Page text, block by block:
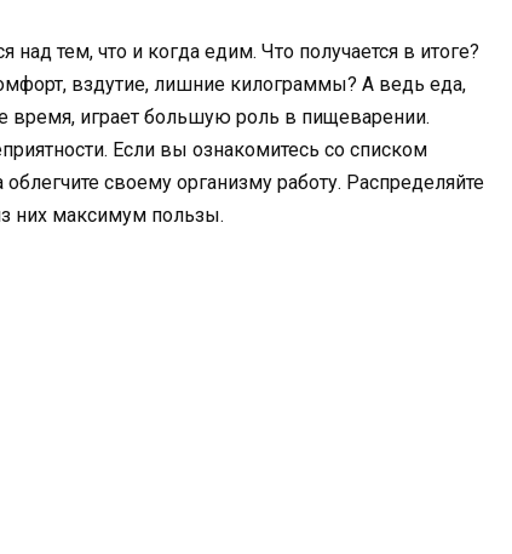
тем, что и когда едим. Что получается в итоге?
вздутие, лишние килограммы? А ведь еда,
время, играет большую роль в пищеварении.
Если вы ознакомитесь со списком
своему организму работу. Распределяйте
них максимум пользы.